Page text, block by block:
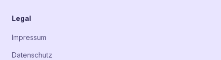
Legal
Impressum
Datenschutz